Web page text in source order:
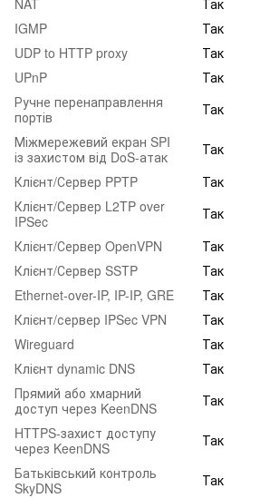
IGMP
Так
UDP to HTTP proxy
Так
UPnP
Так
Ручне перенаправлення
портів
Так
Міжмережевий екран SPI
із захистом від DoS-атак
Так
Клієнт/Сервер PPTP
Так
Клієнт/Сервер L2TP over
IPSec
Так
Клієнт/Сервер OpenVPN
Так
Клієнт/Сервер SSTP
Так
Ethernet-over-IP, IP-IP, GRE
Так
Клієнт/сервер IPSec VPN
Так
Wireguard
Так
Клієнт dynamic DNS
Так
Прямий або хмарний
доступ через KeenDNS
Так
HTTPS-захист доступу
через KeenDNS
Так
Батьківський контроль
SkyDNS
Так